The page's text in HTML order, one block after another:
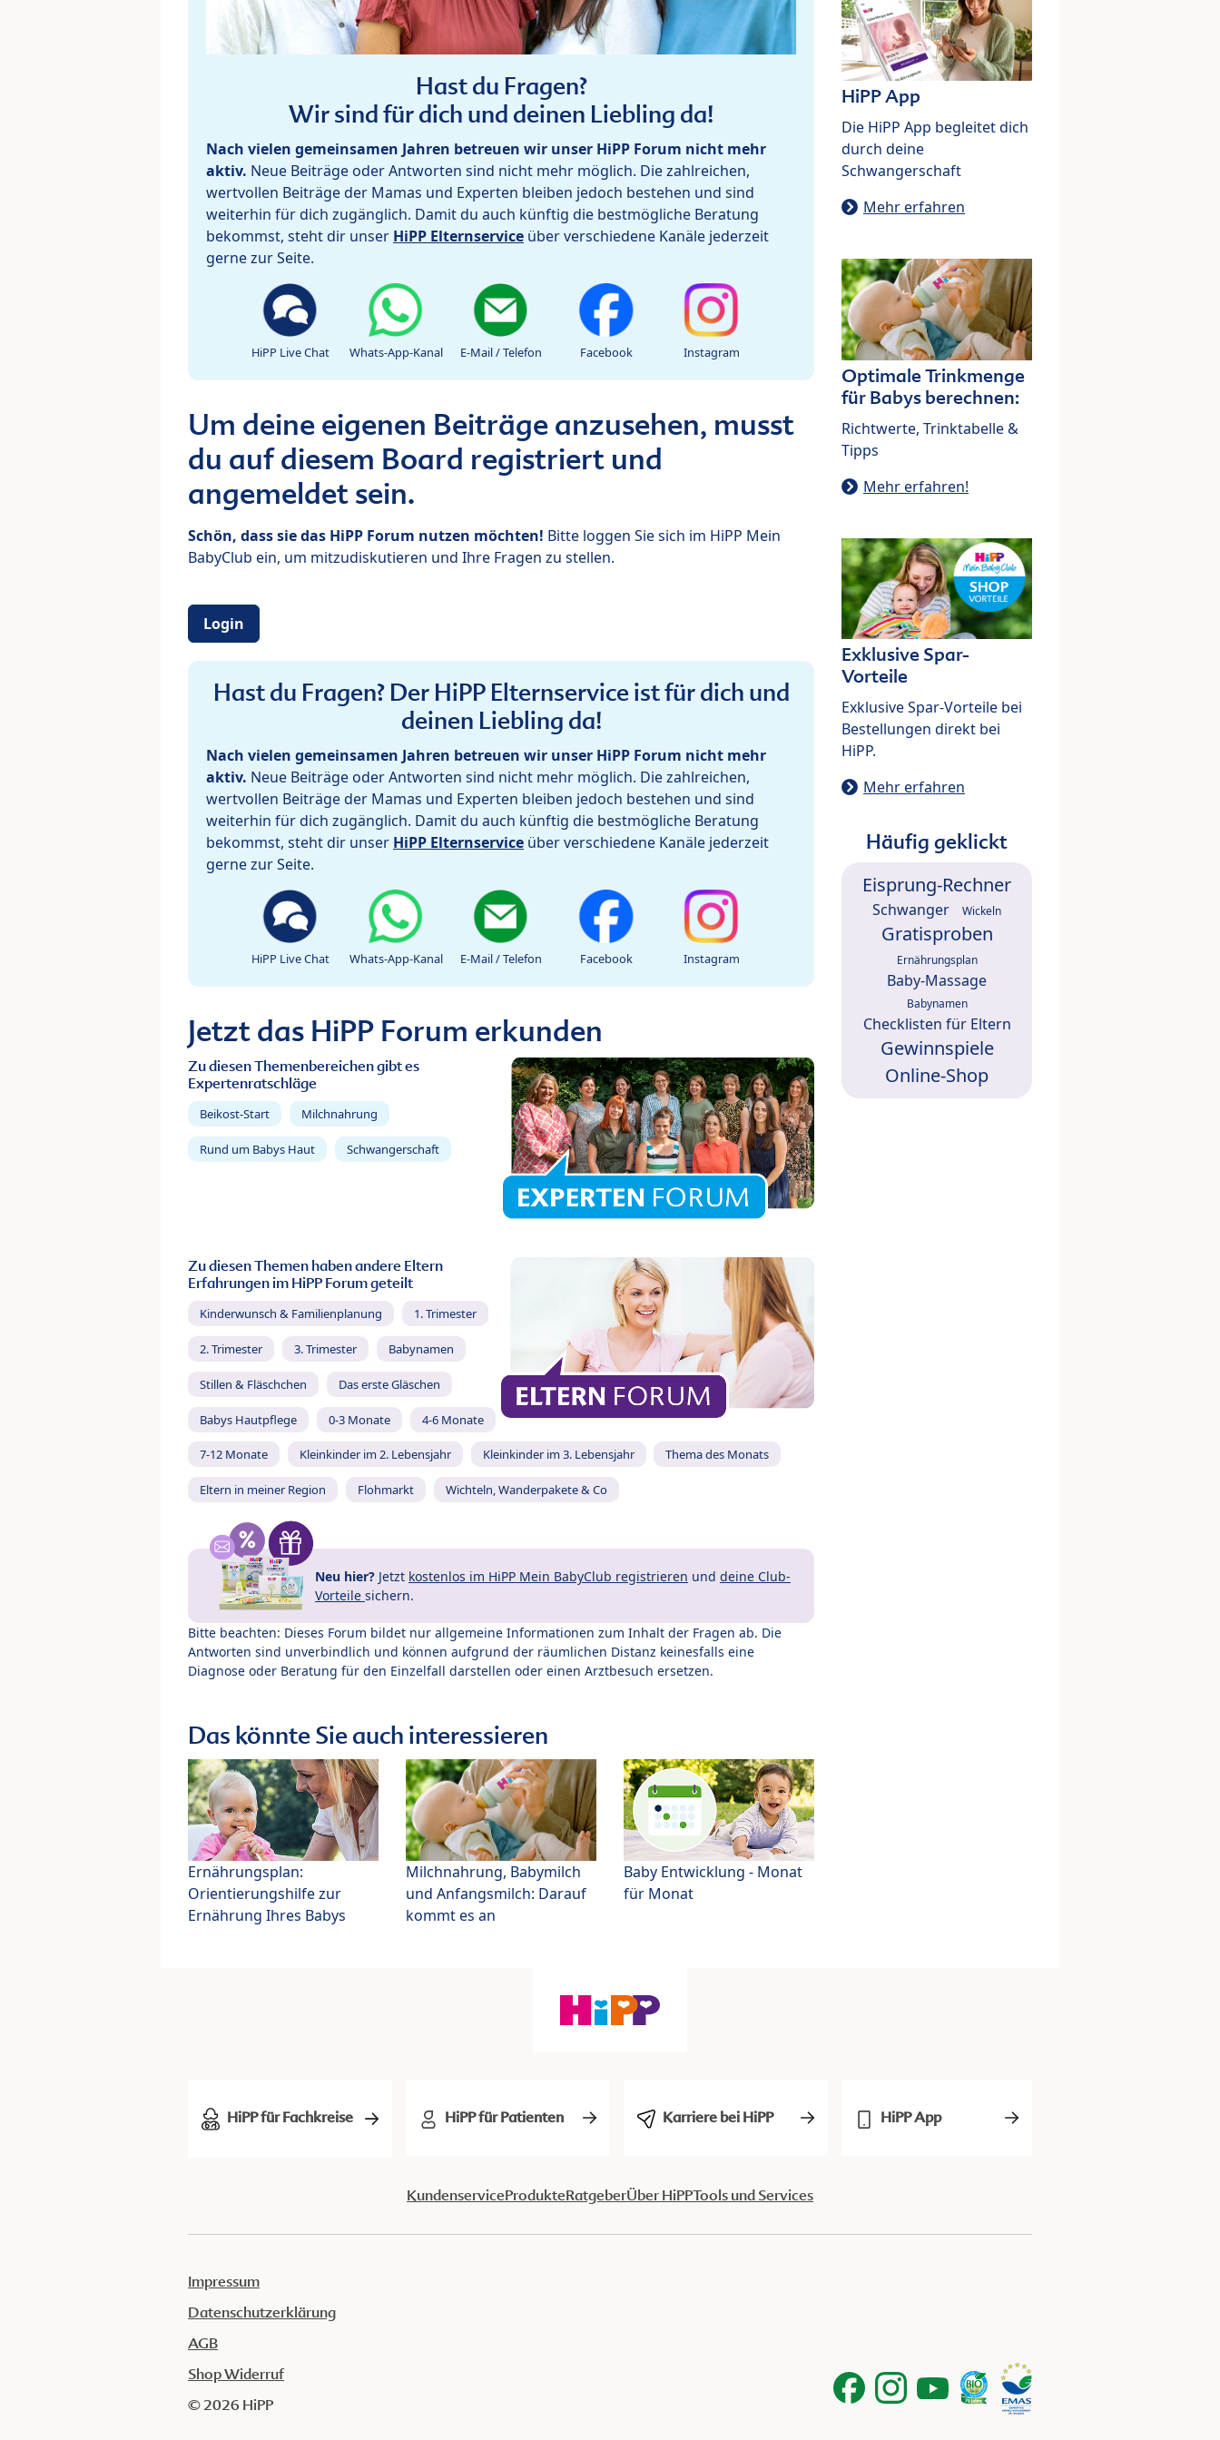
Hast du Fragen?
Wir sind für dich und deinen Liebling da!
Nach vielen gemeinsamen Jahren betreuen wir unser HiPP Forum nicht mehr
aktiv. Neue Beiträge oder Antworten sind nicht mehr möglich. Die zahlreichen,
wertvollen Beiträge der Mamas und Experten bleiben jedoch bestehen und sind
weiterhin für dich zugänglich. Damit du auch künftig die bestmögliche Beratung
bekommst, steht dir unser HiPP Elternservice über verschiedene Kanäle jederzeit
gerne zur Seite.
HiPP Live Chat Whats-App-Kanal E-Mail / Telefon Facebook Instagram
Um deine eigenen Beiträge anzusehen, musst
du auf diesem Board registriert und
angemeldet sein.
Schön, dass sie das HiPP Forum nutzen möchten! Bitte loggen Sie sich im HiPP Mein
BabyClub ein, um mitzudiskutieren und Ihre Fragen zu stellen.
Login
Hast du Fragen? Der HiPP Elternservice ist für dich und
deinen Liebling da!
Nach vielen gemeinsamen Jahren betreuen wir unser HiPP Forum nicht mehr
aktiv. Neue Beiträge oder Antworten sind nicht mehr möglich. Die zahlreichen,
wertvollen Beiträge der Mamas und Experten bleiben jedoch bestehen und sind
weiterhin für dich zugänglich. Damit du auch künftig die bestmögliche Beratung
bekommst, steht dir unser HiPP Elternservice über verschiedene Kanäle jederzeit
gerne zur Seite.
HiPP Live Chat Whats-App-Kanal E-Mail / Telefon Facebook Instagram
Jetzt das HiPP Forum erkunden
Zu diesen Themenbereichen gibt es
Expertenratschläge
Beikost-Start Milchnahrung
Rund um Babys Haut Schwangerschaft
Zu diesen Themen haben andere Eltern
Erfahrungen im HiPP Forum geteilt
Kinderwunsch & Familienplanung 1. Trimester
2. Trimester 3. Trimester Babynamen
Stillen & Fläschchen Das erste Gläschen
Babys Hautpflege 0-3 Monate 4-6 Monate
7-12 Monate Kleinkinder im 2. Lebensjahr Kleinkinder im 3. Lebensjahr Thema des Monats
Eltern in meiner Region Flohmarkt Wichteln, Wanderpakete & Co
Neu hier? Jetzt kostenlos im HiPP Mein BabyClub registrieren und deine Club-
Vorteile sichern.
Bitte beachten: Dieses Forum bildet nur allgemeine Informationen zum Inhalt der Fragen ab. Die
Antworten sind unverbindlich und können aufgrund der räumlichen Distanz keinesfalls eine
Diagnose oder Beratung für den Einzelfall darstellen oder einen Arztbesuch ersetzen.
Das könnte Sie auch interessieren
Ernährungsplan:
Orientierungshilfe zur
Ernährung Ihres Babys
Milchnahrung, Babymilch
und Anfangsmilch: Darauf
kommt es an
Baby Entwicklung - Monat
für Monat
HiPP App
Die HiPP App begleitet dich
durch deine
Schwangerschaft
Mehr erfahren
Optimale Trinkmenge
für Babys berechnen:
Richtwerte, Trinktabelle &
Tipps
Mehr erfahren!
Exklusive Spar-
Vorteile
Exklusive Spar-Vorteile bei
Bestellungen direkt bei
HiPP.
Mehr erfahren
Häufig geklickt
Eisprung-Rechner
Schwanger Wickeln
Gratisproben
Ernährungsplan
Baby-Massage
Babynamen
Checklisten für Eltern
Gewinnspiele
Online-Shop
HiPP für Fachkreise HiPP für Patienten Karriere bei HiPP HiPP App
KundenserviceProdukteRatgeberÜber HiPPTools und Services
Impressum
Datenschutzerklärung
AGB
Shop Widerruf
© 2026 HiPP